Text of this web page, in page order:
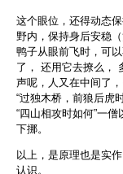
这个眼位，还得动态
野内，保持身后安稳（
鸭子从眼前飞时，可
了， 还用它去撩么，
声呢，人又在中间了，
“过独木桥，前狼后虎
“四山相攻时如何”一
下挪。
以上，是原理也是实
认识。